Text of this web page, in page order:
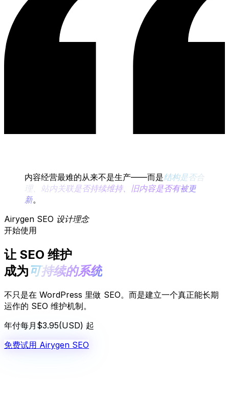
内容经营最难的从来不是生产——而是结构是否合
理、站内关联是否持续维持、旧内容是否有被更
新。
Airygen SEO 设计理念
开始使用
让 SEO 维护
成为可持续的系统
不只是在 WordPress 里做 SEO。而是建立一个真正能长期
运作的 SEO 维护机制。
年付每月 $3.95(USD) 起
免费试用 Airygen SEO